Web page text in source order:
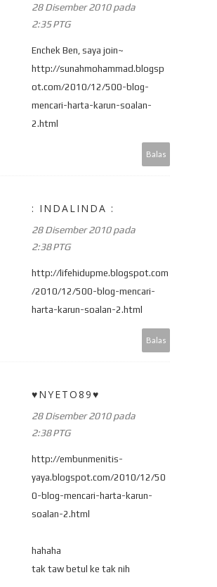
28 Disember 2010 pada
2:35 PTG
Enchek Ben, saya join~
http://sunahmohammad.blogsp
ot.com/2010/12/500-blog-
mencari-harta-karun-soalan-
2.html
Balas
: INDALINDA :
28 Disember 2010 pada
2:38 PTG
http://lifehidupme.blogspot.com
/2010/12/500-blog-mencari-
harta-karun-soalan-2.html
Balas
♥NYETO89♥
28 Disember 2010 pada
2:38 PTG
http://embunmenitis-
yaya.blogspot.com/2010/12/50
0-blog-mencari-harta-karun-
soalan-2.html
hahaha
tak taw betul ke tak nih